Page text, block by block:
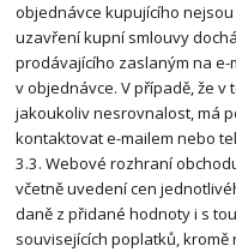
objednávce kupujícího
uzavření kupní smlouvy
prodávajícího zaslaným na
v objednávce. V případě, že
jakoukoliv nesrovnalost, má
kontaktovat e-mailem nebo
3.3. Webové rozhraní
včetně uvedení cen
daně z přidané hodnoty i s
souvisejících poplatků,